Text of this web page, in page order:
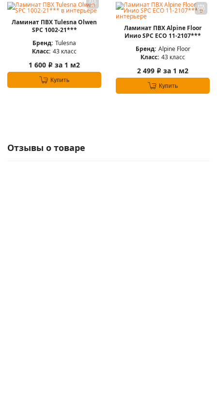
Ламинат ПВХ Tulesna Olwen
SPC 1002-21***
Бренд: Tulesna
Класс: 43 класс
1 600 i за 1 м2
Купить
Ламинат ПВХ Alpine Floor
Инио SPC ECO 11-2107***
Бренд: Alpine Floor
Класс: 43 класс
2 499 i за 1 м2
Купить
Отзывы о товаре